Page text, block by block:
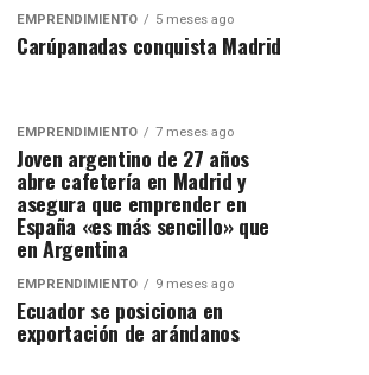
EMPRENDIMIENTO 5 meses ago
Carúpanadas conquista Madrid
EMPRENDIMIENTO 7 meses ago
Joven argentino de 27 años
abre cafetería en Madrid y
asegura que emprender en
España «es más sencillo» que
en Argentina
EMPRENDIMIENTO 9 meses ago
Ecuador se posiciona en
exportación de arándanos